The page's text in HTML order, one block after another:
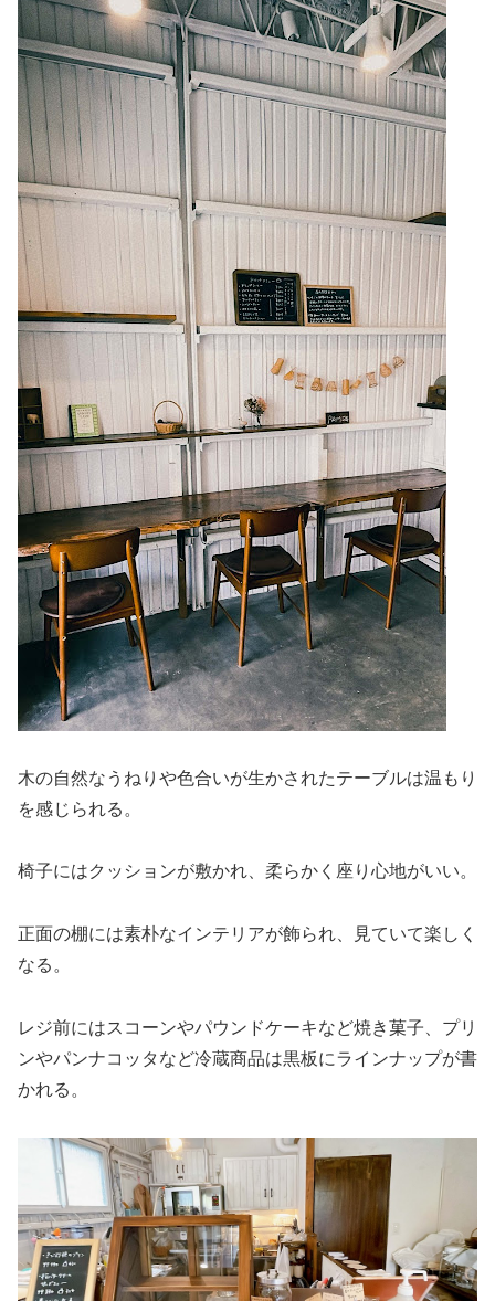
木の自然なうねりや色合いが生かされたテーブルは温もり
を感じられる。
椅子にはクッションが敷かれ、柔らかく座り心地がいい。
正面の棚には素朴なインテリアが飾られ、見ていて楽しく
なる。
レジ前にはスコーンやパウンドケーキなど焼き菓子、プリ
ンやパンナコッタなど冷蔵商品は黒板にラインナップが書
かれる。